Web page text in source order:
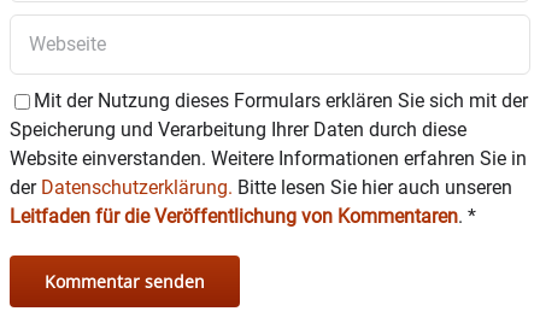
Mit der Nutzung dieses Formulars erklären Sie sich mit der
Speicherung und Verarbeitung Ihrer Daten durch diese
Website einverstanden. Weitere Informationen erfahren Sie in
der Datenschutzerklärung. Bitte lesen Sie hier auch unseren
Leitfaden für die Veröffentlichung von Kommentaren. *